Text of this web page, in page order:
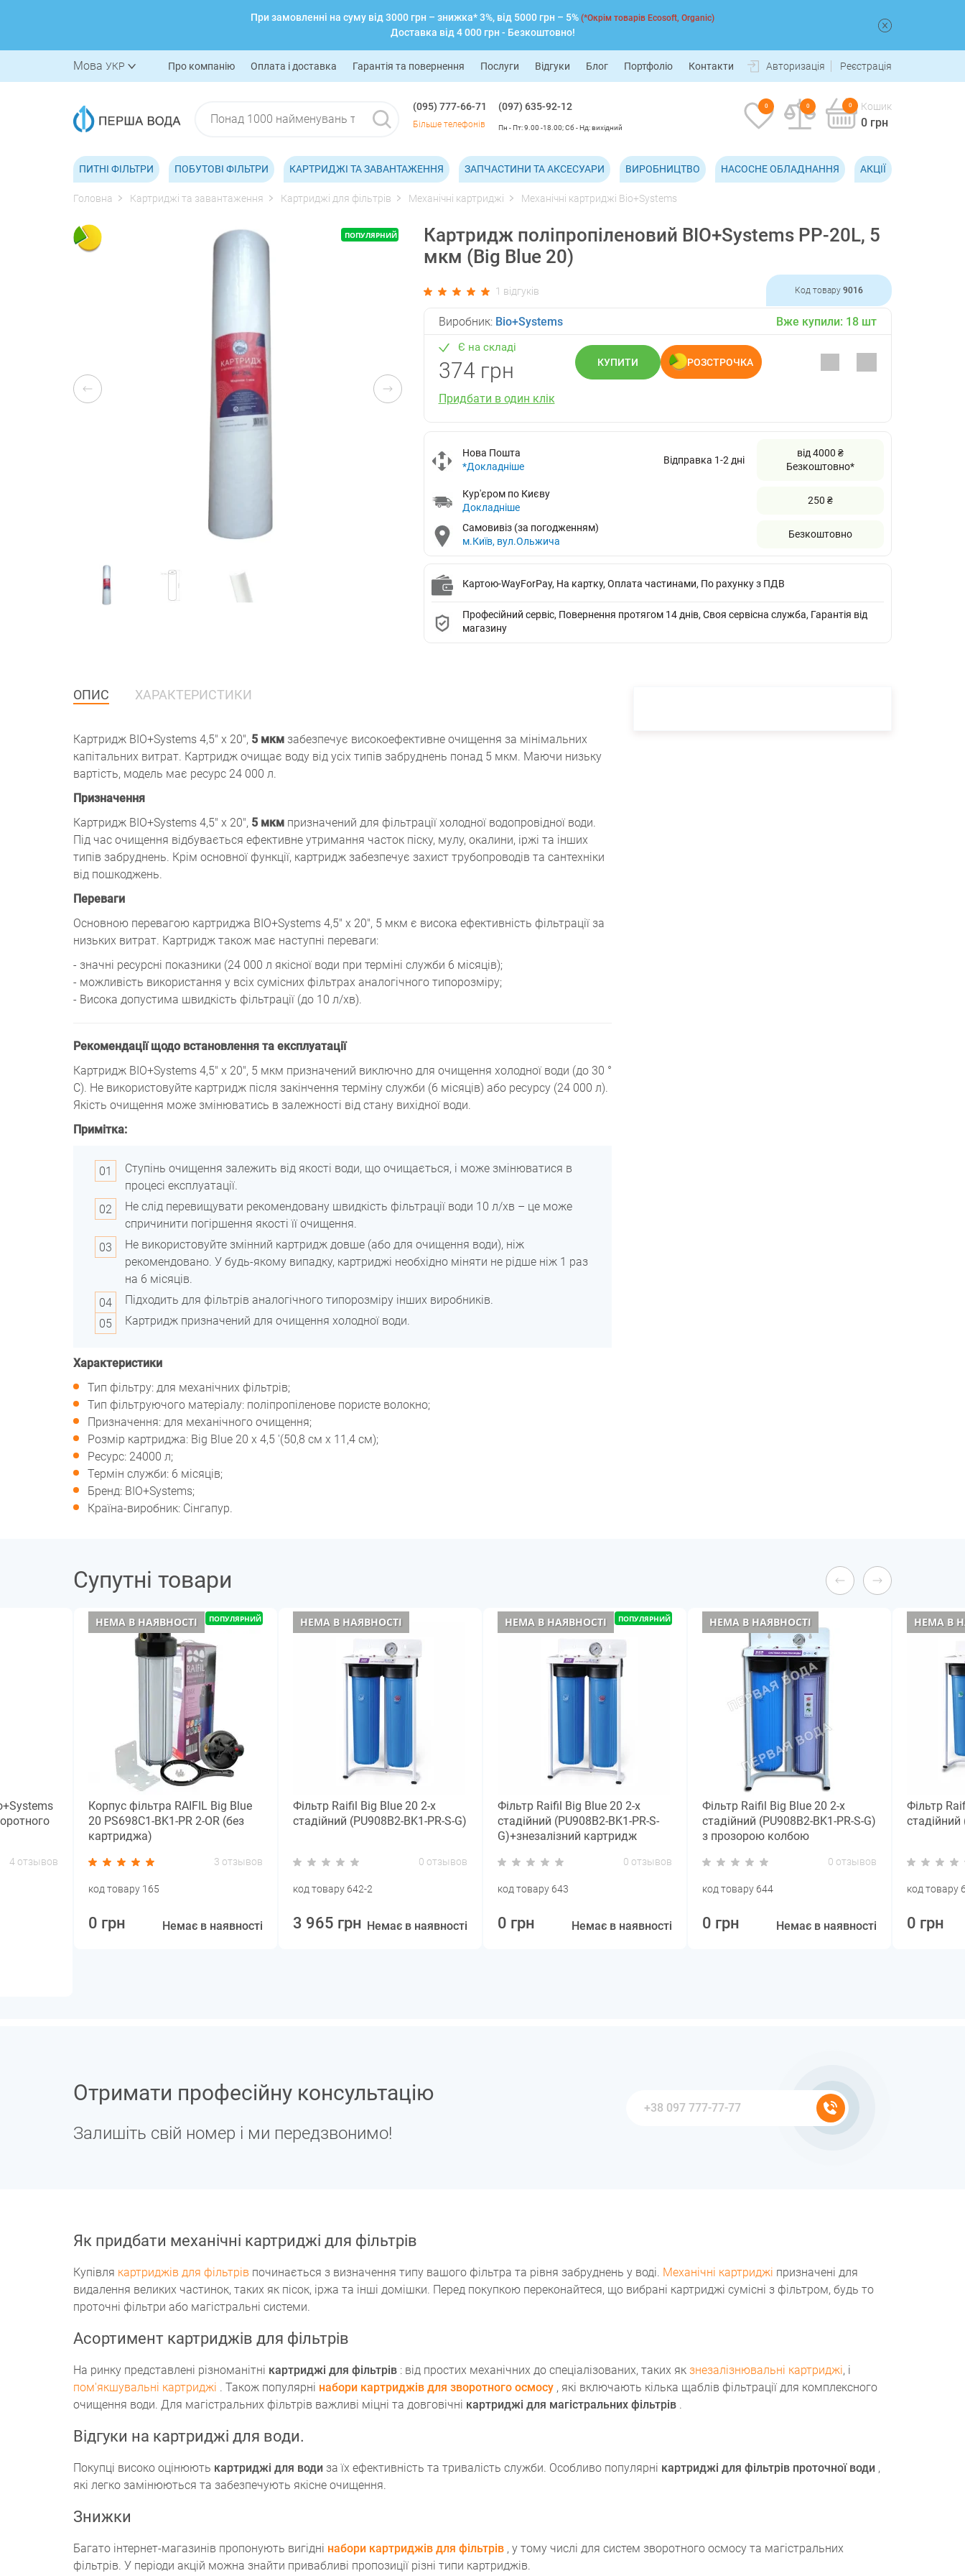
При замовленні на суму від 3000 грн – знижка* 3%, від 5000 грн – 5% (*Окрім товарів Ecosoft, Organic)
Доставка від 4 000 грн - Безкоштовно!
Мова УКР Про компанію Оплата і доставка Гарантія та повернення Послуги Відгуки Блог Портфоліо Контакти Авторизація Реєстрація
(095) 777-66-71
Більше телефонів
(097) 635-92-12
Пн - Пт: 9.00 -18.00; Сб - Нд: вихідний
0 0 0 Кошик
0 грн
ПИТНІ ФІЛЬТРИ ПОБУТОВІ ФІЛЬТРИ КАРТРИДЖІ ТА ЗАВАНТАЖЕННЯ ЗАПЧАСТИНИ ТА АКСЕСУАРИ ВИРОБНИЦТВО НАСОСНЕ ОБЛАДНАННЯ АКЦІЇ
Головна Картриджі та завантаження Картриджі для фільтрів Механічні картриджі Механічні картриджі Bio+Systems
ПОПУЛЯРНИЙ
Картридж поліпропіленовий BIO+Systems PP-20L, 5
мкм (Big Blue 20)
1 відгуків Код товару 9016
Виробник: Bio+Systems Вже купили: 18 шт
Є на складі
374 грн КУПИТИ РОЗСТРОЧКА
Придбати в один клік
Нова Пошта
*Докладніше
Відправка 1-2 дні
від 4000 ₴
Безкоштовно*
Кур'єром по Києву
Докладніше
250 ₴
Самовивіз (за погодженням)
м.Київ, вул.Ольжича
Безкоштовно
Картою-WayForPay, На картку, Оплата частинами, По рахунку з ПДВ
Професійний сервіс, Повернення протягом 14 днів, Своя сервісна служба, Гарантія від
магазину
ОПИС ХАРАКТЕРИСТИКИ
Картридж BIO+Systems 4,5" x 20", 5 мкм забезпечує високоефективне очищення за мінімальних
капітальних витрат. Картридж очищає воду від усіх типів забруднень понад 5 мкм. Маючи низьку
вартість, модель має ресурс 24 000 л.
Призначення
Картридж BIO+Systems 4,5" х 20", 5 мкм призначений для фільтрації холодної водопровідної води.
Під час очищення відбувається ефективне утримання часток піску, мулу, окалини, іржі та інших
типів забруднень. Крім основної функції, картридж забезпечує захист трубопроводів та сантехніки
від пошкоджень.
Переваги
Основною перевагою картриджа BIO+Systems 4,5" x 20", 5 мкм є висока ефективність фільтрації за
низьких витрат. Картридж також має наступні переваги:
- значні ресурсні показники (24 000 л якісної води при терміні служби 6 місяців);
- можливість використання у всіх сумісних фільтрах аналогічного типорозміру;
- Висока допустима швидкість фільтрації (до 10 л/хв).
Рекомендації щодо встановлення та експлуатації
Картридж BIO+Systems 4,5" x 20", 5 мкм призначений виключно для очищення холодної води (до 30 °
С). Не використовуйте картридж після закінчення терміну служби (6 місяців) або ресурсу (24 000 л).
Якість очищення може змінюватись в залежності від стану вихідної води.
Примітка:
Ступінь очищення залежить від якості води, що очищається, і може змінюватися в
процесі експлуатації.
Не слід перевищувати рекомендовану швидкість фільтрації води 10 л/хв – це може
спричинити погіршення якості її очищення.
Не використовуйте змінний картридж довше (або для очищення води), ніж
рекомендовано. У будь-якому випадку, картриджі необхідно міняти не рідше ніж 1 раз
на 6 місяців.
Підходить для фільтрів аналогічного типорозміру інших виробників.
Картридж призначений для очищення холодної води.
Характеристики
Тип фільтру: для механічних фільтрів;
Тип фільтруючого матеріалу: поліпропіленове пористе волокно;
Призначення: для механічного очищення;
Розмір картриджа: Big Blue 20 x 4,5 '(50,8 см x 11,4 см);
Ресурс: 24000 л;
Термін служби: 6 місяців;
Бренд: BIO+Systems;
Країна-виробник: Сінгапур.
Супутні товари
4 отзывов
НЕМА В НАЯВНОСТІ ПОПУЛЯРНИЙ
Корпус фільтра RAIFIL Big Blue
20 PS698C1-BK1-PR 2-OR (без
картриджа)
3 отзывов
код товару 165
0 грн Немає в наявності
НЕМА В НАЯВНОСТІ
Фільтр Raifil Вig Blue 20 2-х
стадійний (PU908B2-BK1-PR-S-G)
0 отзывов
код товару 642-2
3 965 грн Немає в наявності
НЕМА В НАЯВНОСТІ ПОПУЛЯРНИЙ
Фільтр Raifil Вig Blue 20 2-х
стадійний (PU908B2-BK1-PR-S-
G)+знезалізний картридж
0 отзывов
код товару 643
0 грн Немає в наявності
НЕМА В НАЯВНОСТІ
Фільтр Raifil Вig Blue 20 2-х
стадійний (PU908B2-BK1-PR-S-G)
з прозорою колбою
0 отзывов
код товару 644
0 грн Немає в наявності
НЕМА В
Фільтр
стадійний
код товару
0 грн
Отримати професійну консультацію
Залишіть свій номер і ми передзвонимо!
Як придбати механічні картриджі для фільтрів
Купівля картриджів для фільтрів починається з визначення типу вашого фільтра та рівня забруднень у воді. Механічні картриджі призначені для
видалення великих частинок, таких як пісок, іржа та інші домішки. Перед покупкою переконайтеся, що вибрані картриджі сумісні з фільтром, будь то
проточні фільтри або магістральні системи.
Асортимент картриджів для фільтрів
На ринку представлені різноманітні картриджі для фільтрів : від простих механічних до спеціалізованих, таких як знезалізнювальні картриджі, і
пом'якшувальні картриджі . Також популярні набори картриджів для зворотного осмосу , які включають кілька щаблів фільтрації для комплексного
очищення води. Для магістральних фільтрів важливі міцні та довговічні картриджі для магістральних фільтрів .
Відгуки на картриджі для води.
Покупці високо оцінюють картриджі для води за їх ефективність та тривалість служби. Особливо популярні картриджі для фільтрів проточної води ,
які легко замінюються та забезпечують якісне очищення.
Знижки
Багато інтернет-магазинів пропонують вигідні набори картриджів для фільтрів , у тому числі для систем зворотного осмосу та магістральних
фільтрів. У періоди акцій можна знайти привабливі пропозиції різні типи картриджів.